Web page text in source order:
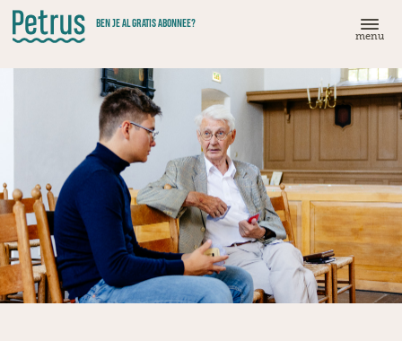
Doorgaan
naar
hoofdinhoud
BEN JE AL GRATIS ABONNEE?
menu